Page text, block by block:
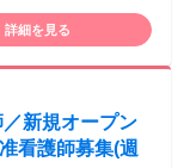
詳細を見る
新規オープン
看護師募集(週